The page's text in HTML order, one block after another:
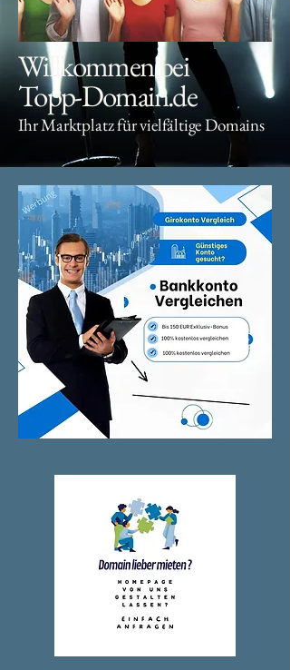
Willkommen bei
Topp-Domain.de
Ihr Marktplatz für vielfältige Domains